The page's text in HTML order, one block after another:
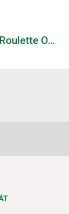
Play Free Roulette Online: An Interesting Way to Test Your Good luck